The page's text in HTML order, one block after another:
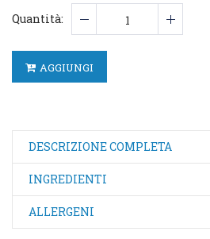
Quantità:
AGGIUNGI
DESCRIZIONE COMPLETA
INGREDIENTI
ALLERGENI